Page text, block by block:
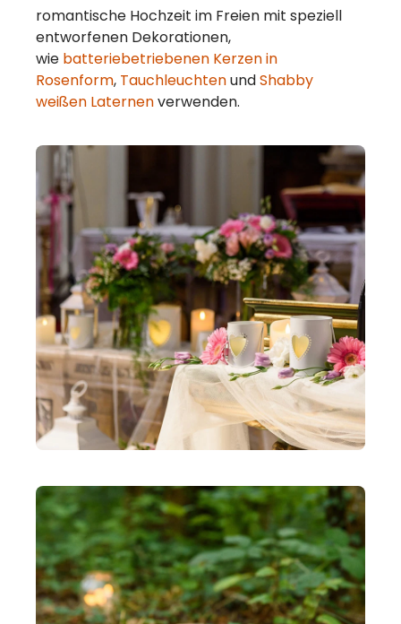
romantische Hochzeit im Freien mit speziell
entworfenen Dekorationen,
wie batteriebetriebenen Kerzen in
Rosenform, TauchleuchtenundShabby
weißen Laternenverwenden.